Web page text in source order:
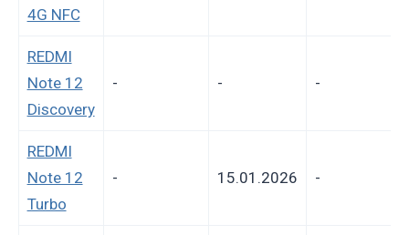
4G NFC
REDMI
Note 12
Discovery
- - -
REDMI
Note 12
Turbo
- 15.01.2026 -